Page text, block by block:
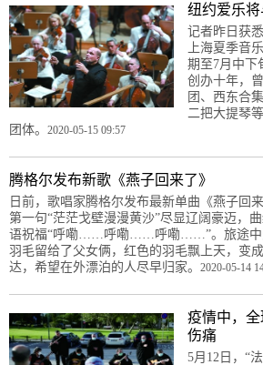
纽约爱乐将
记者昨日获
上海夏季音
期至7月中下
创办十年，
团、西东合
二把大提琴
团体。 2020-05-15 09:57
腾格尔发布新歌《燕子回来了》
日前，歌唱家腾格尔发布最新单曲《燕子回
第一句“茫茫戈壁漫漫黄沙”尽显辽阔豪迈，
语祝福“呼嘞……呼嘞……呼嘞……”。旅途中
羽毛留给了父女俩，红色的羽毛飘上天，变
达，希望在外漂泊的人尽早归家。 2020-05-14
疫情中，
伤痛
5月12日，“